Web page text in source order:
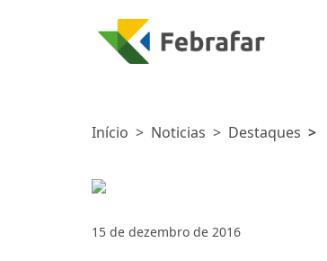
Início > Noticias > Destaques >
15 de dezembro de 2016